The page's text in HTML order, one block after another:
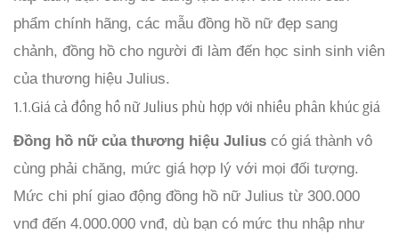
phẩm chính hãng, các mẫu đồng hồ nữ đẹp sang
chảnh, đồng hồ cho người đi làm đến học sinh sinh viên
của thương hiệu Julius.
1.1.Giá cả đồng hồ nữ Julius phù hợp với nhiều phân khúc giá
Đồng hồ nữ của thương hiệu Julius có giá thành vô
cùng phải chăng, mức giá hợp lý với mọi đối tượng.
Mức chi phí giao động đồng hồ nữ Julius từ 300.000
vnđ đến 4.000.000 vnđ, dù bạn có mức thu nhập như